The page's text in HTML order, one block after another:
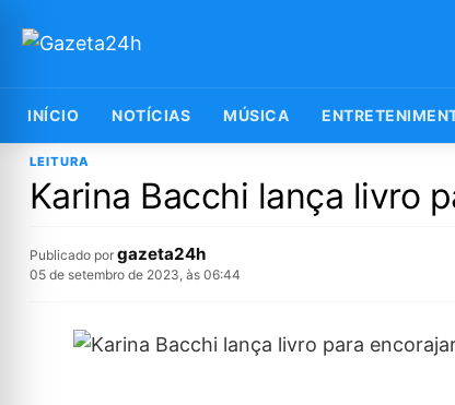
INÍCIO NOTÍCIAS MÚSICA
LEITURA
Karina Bacchi lança livro
Publicado por gazeta24h
05 de setembro de 2023, às 06:44